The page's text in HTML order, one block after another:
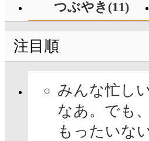
つぶやき(11)
注目順
みんな忙し
なあ。でも
もったいな